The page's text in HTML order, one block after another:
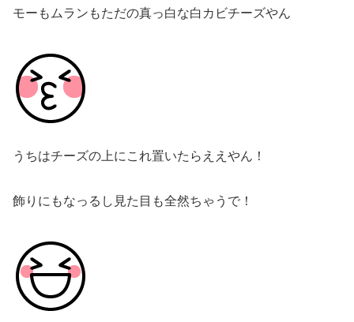
モーもムランもただの真っ白な白カビチーズやん
うちはチーズの上にこれ置いたらええやん！
飾りにもなっるし見た目も全然ちゃうで！